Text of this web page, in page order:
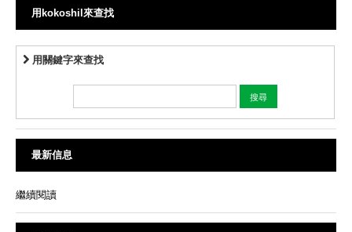
用kokoshil來查找
用關鍵字來查找
最新信息
繼續閱讀